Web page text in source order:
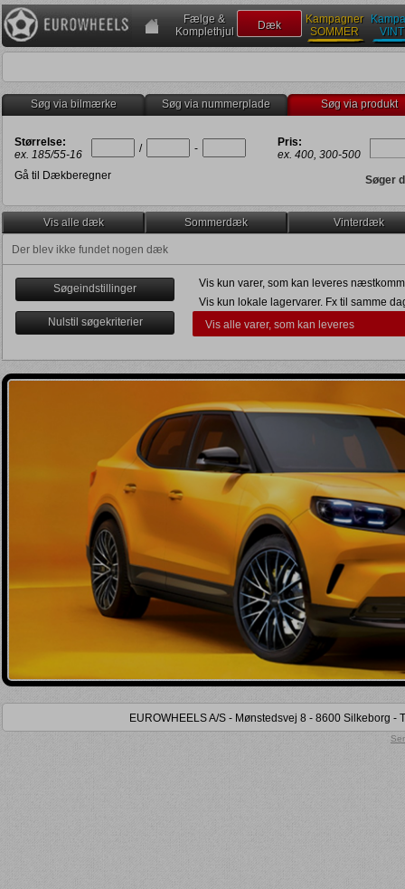
Fælge &
Komplethjul
Dæk
Kampagner
SOMMER
Søg via bilmærke Søg via nummerplade Søg via produkt
Størrelse:
ex. 185/55-16
/ -
Pris:
ex. 400, 300-500
Gå til Dækberegner
Søger
Vis alle dæk Sommerdæk Vinterdæk
Der blev ikke fundet nogen dæk
Søgeindstillinger
Nulstil søgekriterier
Vis kun varer, som kan leveres
Vis kun lokale lagervarer. Fx til samme
Vis alle varer, som kan leveres
Anden dato
Kun på lokalt lager (
Kun tidligere købt ()
Kun seal (selv-lappende) ()
indlæg) ()
Kun udviklet særligt til el-biler()
EUROWHEELS A/S - Mønstedsvej 8 - 8600 Silkeborg